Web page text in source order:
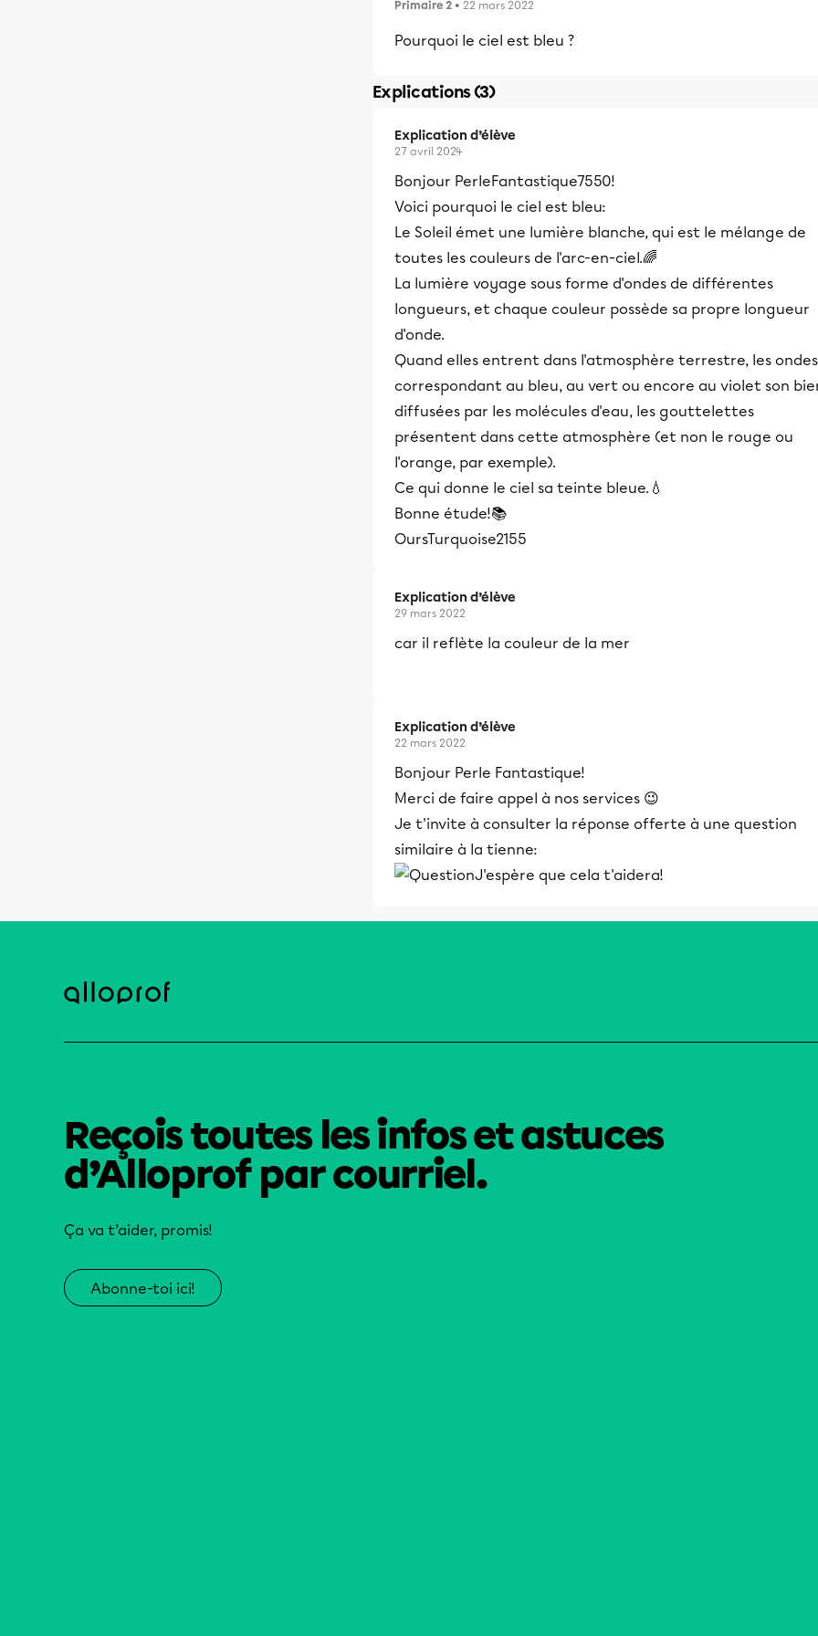
Primaire 2 • 22 mars 2022
Pourquoi le ciel est bleu ?
Explications (3)
Explication d’élève
27 avril 2024
Bonjour PerleFantastique7550!
Voici pourquoi le ciel est bleu:
Le Soleil émet une lumière blanche, qui est le mélange de
toutes les couleurs de l'arc-en-ciel.🌈
La lumière voyage sous forme d'ondes de différentes
longueurs, et chaque couleur possède sa propre longueur
d'onde.
Quand elles entrent dans l'atmosphère terrestre, les ondes
correspondant au bleu, au vert ou encore au violet son
diffusées par les molécules d'eau, les gouttelettes
présentent dans cette atmosphère (et non le rouge ou
l'orange, par exemple).
Ce qui donne le ciel sa teinte bleue.💧
Bonne étude!📚
OursTurquoise2155
Explication d’élève
29 mars 2022
car il reflète la couleur de la mer
Explication d’élève
22 mars 2022
Bonjour Perle Fantastique!
Merci de faire appel à nos services 😉
Je t'invite à consulter la réponse offerte à une question
similaire à la tienne:
J'espère que cela t'aidera!
Reçois toutes les infos et astuces
d’Alloprof par courriel.
Ça va t’aider, promis!
Abonne-toi ici!